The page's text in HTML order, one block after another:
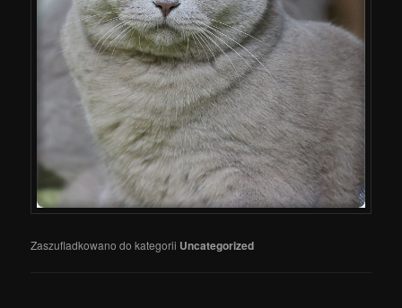
Zaszufladkowano do kategorii Uncategorized